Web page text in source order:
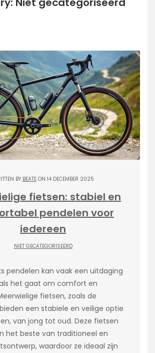
BY BEATEON 14 DECEMBER 2025
fietsen: stabiel en
pendelen voor
iedereen
NIET GECATEGORISEERD
pendelen kan vaak een uitdaging
het gaat om comfort en
fietsen, zoals de
een stabiele en veilige optie
van jong tot oud. Deze fietsen
het beste van traditioneel en
waardoor ze ideaal zijn